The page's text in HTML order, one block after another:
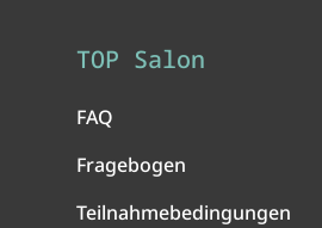
TOP Salon
FAQ
Fragebogen
Teilnahmebedingungen